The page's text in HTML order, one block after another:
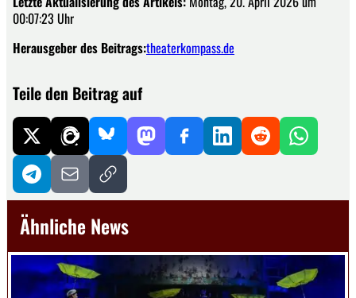
00:07:23 Uhr
Herausgeber des Beitrags:theaterkompass.de
Teile den Beitrag auf
Ähnliche News